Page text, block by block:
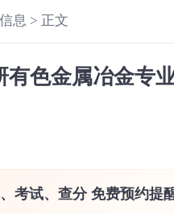
息 > 正文
有色金属冶金专
考试、查分 免费预约提